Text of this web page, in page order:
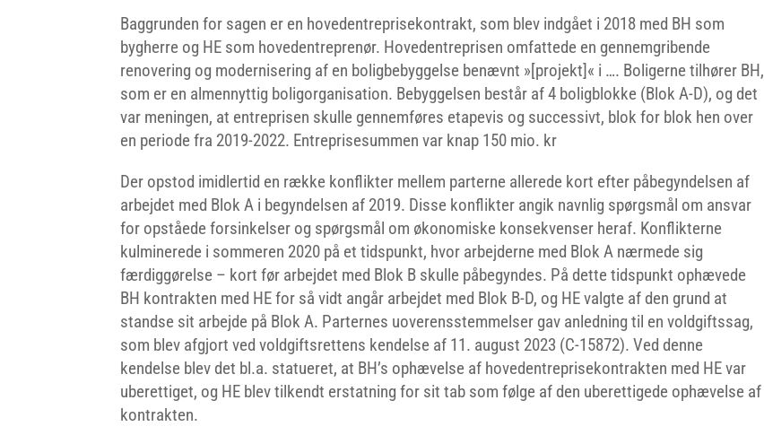
Baggrunden for sagen er en hovedentreprisekontrakt, som blev indgået i 2018 med BH som
bygherre og HE som hovedentreprenør. Hovedentreprisen omfattede en gennemgribende
renovering og modernisering af en boligbebyggelse benævnt »[projekt]« i …. Boligerne tilhører BH,
som er en almennyttig boligorganisation. Bebyggelsen består af 4 boligblokke (Blok A-D), og det
var meningen, at entreprisen skulle gennemføres etapevis og successivt, blok for blok hen over
en periode fra 2019-2022. Entreprisesummen var knap 150 mio. kr
Der opstod imidlertid en række konflikter mellem parterne allerede kort efter påbegyndelsen af
arbejdet med Blok A i begyndelsen af 2019. Disse konflikter angik navnlig spørgsmål om ansvar
for opståede forsinkelser og spørgsmål om økonomiske konsekvenser heraf. Konflikterne
kulminerede i sommeren 2020 på et tidspunkt, hvor arbejderne med Blok A nærmede sig
færdiggørelse – kort før arbejdet med Blok B skulle påbegyndes. På dette tidspunkt ophævede
BH kontrakten med HE for så vidt angår arbejdet med Blok B-D, og HE valgte af den grund at
standse sit arbejde på Blok A. Parternes uoverensstemmelser gav anledning til en voldgiftssag,
som blev afgjort ved voldgiftsrettens kendelse af 11. august 2023 (C-15872). Ved denne
kendelse blev det bl.a. statueret, at BH’s ophævelse af hovedentreprisekontrakten med HE var
uberettiget, og HE blev tilkendt erstatning for sit tab som følge af den uberettigede ophævelse af
kontrakten.